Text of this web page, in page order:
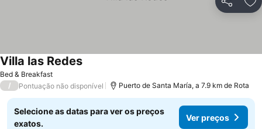
Partilhar
Bed & Breakfast
Villa las RedesVer preços
/ Pontuação não disponível Puerto de Santa María, a 7.9 km de Rota
Selecione as datas para ver os preços
exatos.
Ver preços